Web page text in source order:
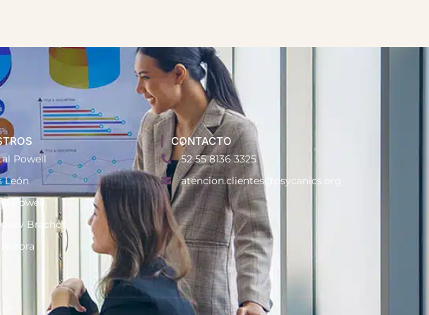
Powell
León
Powell
Bracho
Aurora
CONTACTO
52 55 8136 3325
atencion.clientes@psycanics.org